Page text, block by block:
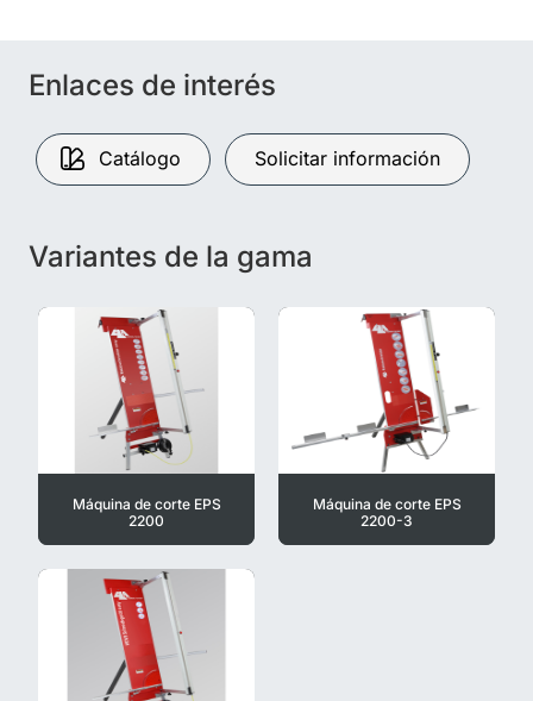
Enlaces de interés
Catálogo Solicitar información
Variantes de la gama
Máquina de corte EPS
2200
Máquina de corte EPS
2200-3